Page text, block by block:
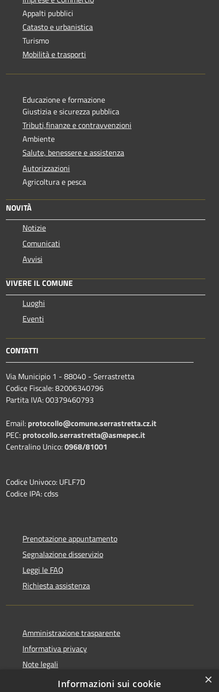
Appalti pubblici
Catasto e urbanistica
Turismo
Mobilità e trasporti
Educazione e formazione
Giustizia e sicurezza pubblica
Tributi,finanze e contravvenzioni
Ambiente
Salute, benessere e assistenza
Autorizzazioni
Agricoltura e pesca
NOVITÀ
Notizie
Comunicati
Avvisi
VIVERE IL COMUNE
Luoghi
Eventi
CONTATTI
Via Municipio 1 - 88040 - Serrastretta
Codice Fiscale: 82006340796
Partita IVA: 00379460793
Email: protocollo@comune.serrastretta.cz.it
PEC: protocollo.serrastretta@asmepec.it
Centralino Unico:0968/81001
Codice Univoco: UFLF7D
Codice IPA: cdss
Prenotazione appuntamento
Segnalazione disservizio
Leggi le FAQ
Richiesta assistenza
Amministrazione trasparente
Informativa privacy
Note legali
Dichiarazione di accessibilità
×
Informazioni sui cookie